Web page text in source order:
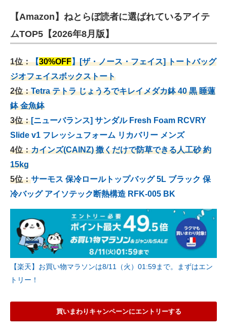
【Amazon】ねとらぼ読者に選ばれているアイテ
ムTOP5【2026年8月版】
1位：【30%OFF】[ザ・ノース・フェイス] トートバッグ
ジオフェイスボックストート
2位：Tetra テトラ じょうろでキレイメダカ鉢 40 黒 睡蓮
鉢 金魚鉢
3位：[ニューバランス] サンダル Fresh Foam RCVRY
Slide v1 フレッシュフォーム リカバリー メンズ
4位：カインズ(CAINZ) 撒くだけで防草できる人工砂 約
15kg
5位：サーモス 保冷ロールトップバッグ 5L ブラック 保
冷バッグ アイソテック断熱構造 RFK-005 BK
【楽天】お買い物マラソンは8/11（火）01:59まで。まずはエン
トリー！
買いまわりキャンペーンにエントリーする